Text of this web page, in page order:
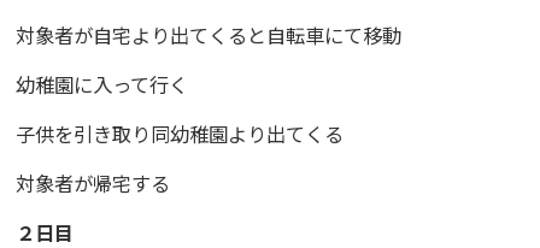
対象者が自宅より出てくると自転車にて移動
幼稚園に入って行く
子供を引き取り同幼稚園より出てくる
対象者が帰宅する
２日目